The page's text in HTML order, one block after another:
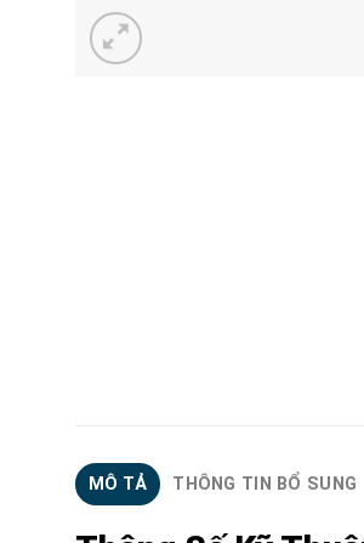
MÔ TẢ THÔNG TIN BỔ SUNG